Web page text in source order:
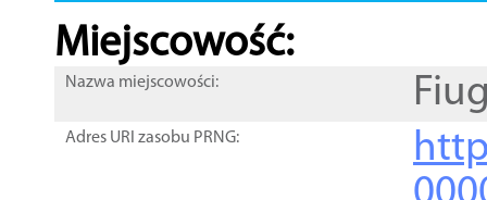
Miejscowość:
Nazwa miejscowości:
Adres URI zasobu PRNG: